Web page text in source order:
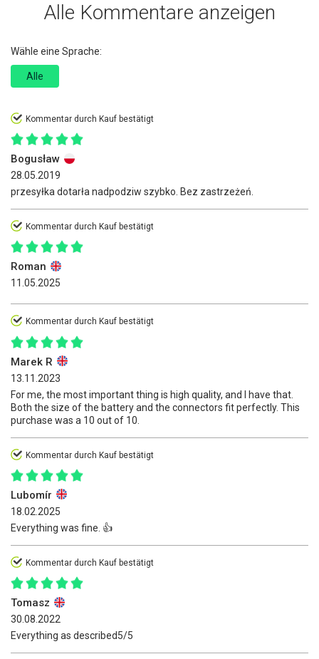
Alle Kommentare anzeigen
Wähle eine Sprache:
Alle
Kommentar durch Kauf bestätigt
Bogusław
28.05.2019
przesyłka dotarła nadpodziw szybko. Bez zastrzeżeń.
Kommentar durch Kauf bestätigt
Roman
11.05.2025
Kommentar durch Kauf bestätigt
Marek R
13.11.2023
For me, the most important thing is high quality, and I have that.
Both the size of the battery and the connectors fit perfectly. This
purchase was a 10 out of 10.
Kommentar durch Kauf bestätigt
Lubomír
18.02.2025
Everything was fine. 👍️
Kommentar durch Kauf bestätigt
Tomasz
30.08.2022
Everything as described5/5